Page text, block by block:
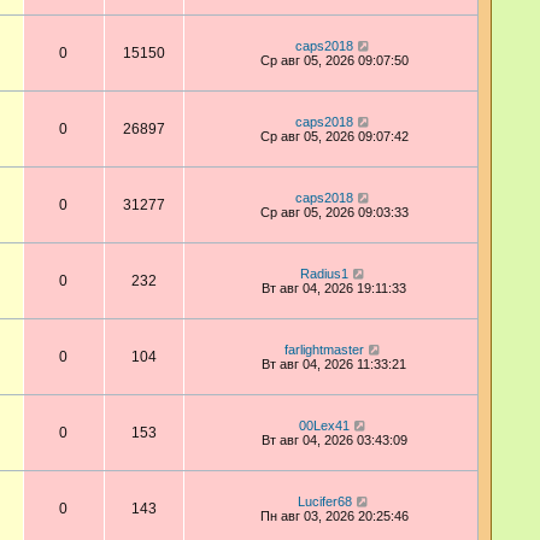
0 15150
caps2018
Ср авг 05, 2026 09:07:50
0 26897
caps2018
Ср авг 05, 2026 09:07:42
0 31277
caps2018
Ср авг 05, 2026 09:03:33
0 232
Radius1
Вт авг 04, 2026 19:11:33
0 104
farlightmaster
Вт авг 04, 2026 11:33:21
0 153
00Lex41
Вт авг 04, 2026 03:43:09
0 143
Lucifer68
Пн авг 03, 2026 20:25:46